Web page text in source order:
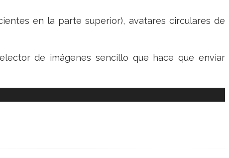
en la parte superior), avatares circulares de
de imágenes sencillo que hace que enviar